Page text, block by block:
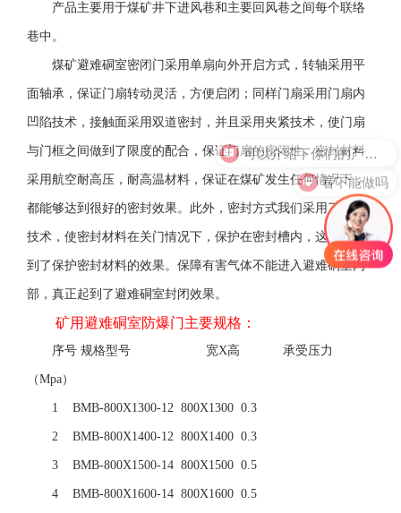
产品主要用于煤矿井下进风巷和主要回风巷之间每个联络
巷中。
煤矿避难硐室密闭门采用单扇向外开启方式，转轴采用平
面轴承，保证门扇转动灵活，方便启闭；同样门扇采用门扇内
凹陷技术，接触面采用双道密封，并且采用夹紧技术，使门扇
与门框之间做到了限度的配合，保证门扇的密闭性。密封材料
采用航空耐高压，耐高温材料，保证在煤矿发生任何情况下，
都能够达到很好的密封效果。此外，密封方式我们采用了凹槽
技术，使密封材料在关门情况下，保护在密封槽内，这样也做
到了保护密封材料的效果。保障有害气体不能进入避难硐室内
部，真正起到了避难硐室封闭效果。
矿用避难硐室防爆门主要规格：
序号 规格型号 宽X高 承受压力
（Mpa）
1 BMB-800X1300-12 800X1300 0.3
2 BMB-800X1400-12 800X1400 0.3
3 BMB-800X1500-14 800X1500 0.5
4 BMB-800X1600-14 800X1600 0.5
看下能做吗